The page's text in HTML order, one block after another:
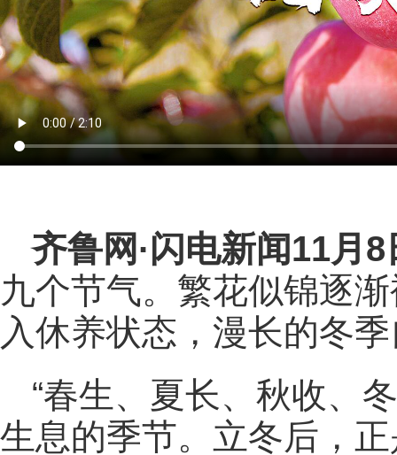
齐鲁网 ·闪电新闻11月8
九个节气。繁花似锦逐
入休养状态，漫长的冬
“春生、夏长、秋收、
生息的季节。立冬后，